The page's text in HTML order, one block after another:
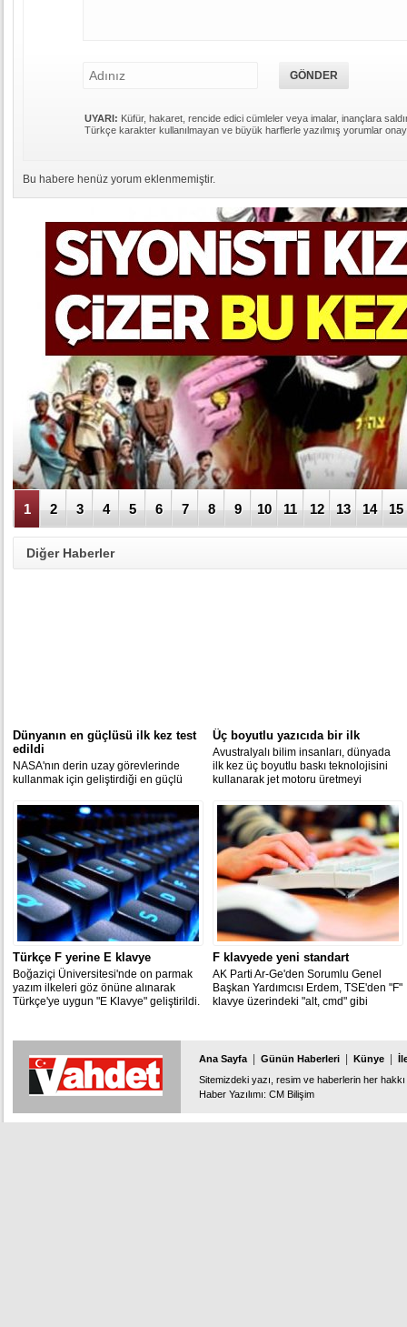
UYARI: Küfür, hakaret, rencide edici cümleler veya imalar, inançlara
Türkçe karakter kullanılmayan ve büyük harflerle yazılmış yorumlar
Bu habere henüz yorum eklenmemiştir.
1 2 3 4 5 6 7 8 9 10 11 12 13 14 15
Diğer Haberler
Dünyanın en güçlüsü ilk kez test
edildi
NASA'nın derin uzay görevlerinde
kullanmak için geliştirdiği en güçlü
ateşleyicileri ilk kez test edildi.
Üç boyutlu yazıcıda bir ilk
Avustralyalı bilim insanları, dünyada
ilk kez üç boyutlu baskı teknolojisini
kullanarak jet motoru üretmeyi
Türkçe F yerine E klavye
Boğaziçi Üniversitesi'nde on parmak
yazım ilkeleri göz önüne alınarak
Türkçe'ye uygun "E Klavye" geliştirildi.
F klavyede yeni standart
AK Parti Ar-Ge'den Sorumlu Genel
Başkan Yardımcısı Erdem, TSE'den "F"
klavye üzerindeki "alt, cmd" gibi
Ana Sayfa Günün Haberleri Künye
Sitemizdeki yazı, resim ve haberlerin her
Haber Yazılımı: CM Bilişim